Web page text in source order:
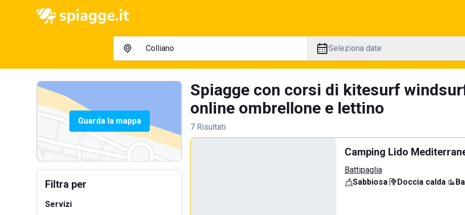
Seleziona date
Guarda la mappa
Filtra per
Servizi
Spiagge con corsi di kitesurf
online ombrellone e lettino
7 Risultati
Camping Lido
Battipaglia
Sabbiosa· Doccia calda·